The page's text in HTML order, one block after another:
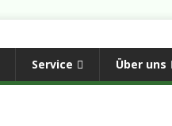
Service Über uns